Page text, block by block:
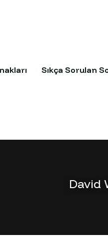
Sıkça Sorulan
David